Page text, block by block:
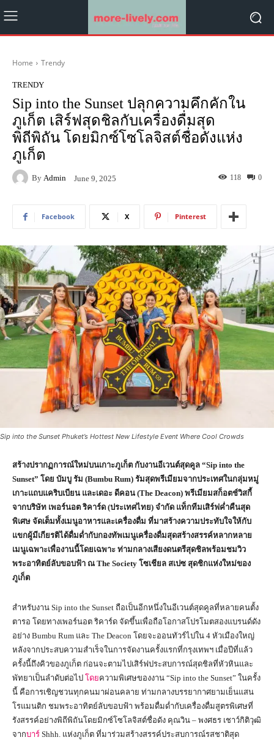
Home Trendy
TRENDY
Sip into the Sunset ปลุกความคึกคักใน
ภูเก็ต เสิร์ฟสุดชิลกับเครื่องดื่มสุด
พิถีพิถัน โดยมิกซ์โซโลจิสต์ชื่อดังแห่ง
ภูเก็ต
By Admin June 9, 2025 0
118
Facebook X Pinterest
Sip into the Sunset Phuket’s Hottest New Lifestyle Event Where Cool Crowds
สร้างปรากฏการณ์ใหม่บนเกาะภูเก็ต กับงานอีเวนต์สุดคูล “Sip into the
Sunset” โดย บัมบู รัม (Bumbu Rum) รัมสุดพรีเมียมจากประเทศในกลุ่มหมู่
เกาะแถบแคริบเบียน และเดอะ ดีคอน (The Deacon) พรีเมียมสก็อตช์วิสกี้
จากบริษัท เพอร์นอต ริคาร์ด (ประเทศไทย) จำกัด แท็กทีมเสิร์ฟค่ำคืนสุด
พิเศษ จัดเต็มทั้งเมนูอาหารและเครื่องดื่ม ที่มาสร้างความประทับใจให้กับ
แขกผู้มีเกียรติได้ดื่มด่ำกับกองทัพเมนูเครื่องดื่มสุดสร้างสรรค์หลากหลาย
เมนูเฉพาะเพื่องานนี้โดยเฉพาะ ท่ามกลางเสียงดนตรีสุดชิลพร้อมชมวิว
พระอาทิตย์ลับขอบฟ้า ณ The Society โซเชียล สเปซ สุดชิกแห่งใหม่ของ
ภูเก็ต
สำหรับงาน Sip into the Sunset ถือเป็นอีกหนึ่งในอีเวนต์สุดคูลที่หลายคนตั้ง
ตารอ โดยทางเพอร์นอต ริคาร์ด จัดขึ้นเพื่อถือโอกาสโปรโมตสองแบรนด์ดัง
อย่าง Bumbu Rum และ The Deacon โดยจะออนทัวร์ไปใน 4 หัวเมืองใหญ่
หลังจากประสบความสำเร็จในการจัดงานครั้งแรกที่กรุงเทพฯ เมื่อปีที่แล้ว
ครั้งนี้ถึงคิวของภูเก็ต ก่อนจะตามไปเสิร์ฟประสบการณ์สุดชิลที่หัวหินและ
พัทยาเป็นลำดับต่อไป โดยความพิเศษของงาน “Sip into the Sunset” ในครั้ง
นี้ คือการเชิญชวนทุกคนมาผ่อนคลาย ท่ามกลางบรรยากาศยามเย็นแสน
โรแมนติก ชมพระอาทิตย์ลับขอบฟ้า พร้อมดื่มด่ำกับเครื่องดื่มสูตรพิเศษที่
รังสรรค์อย่างพิถีพิถันโดยมิกซ์โซโลจิสต์ชื่อดัง คุณวิน – พงศธร เชาว์กิติวุฒิ
จากบาร์ Shhh. แห่งภูเก็ต ที่มาร่วมสร้างสรรค์ประสบการณ์รสชาติสุด